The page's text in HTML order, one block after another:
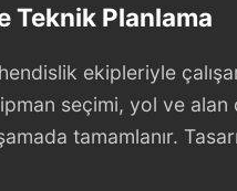
Teknik Planlama
ekipleriyle
seçimi, yol ve
tamamlanır.